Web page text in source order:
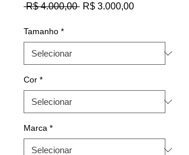
R$ 4.000,00 Preço
R$ 3.000,00Preço
Tamanho *
Cor *
Marca *